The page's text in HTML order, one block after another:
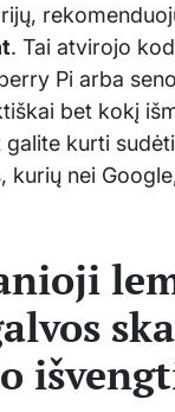
. Tai atvirojo
Pi arba
bet kokį
galite kurti
kurių nei